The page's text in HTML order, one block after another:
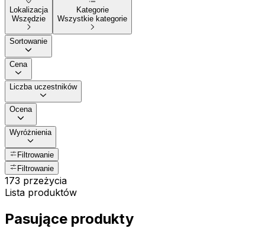
Lokalizacja
Wszędzie
Kategorie
Wszystkie kategorie
Sortowanie
Cena
Liczba uczestników
Ocena
Wyróżnienia
Filtrowanie
Filtrowanie
173 przeżycia
Lista produktów
Pasujące produkty